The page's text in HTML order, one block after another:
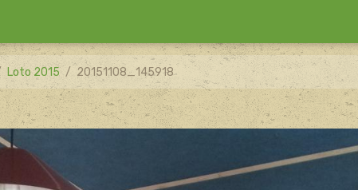
Loto 2015 20151108_145918